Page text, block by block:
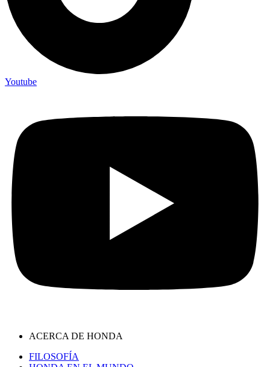
Youtube
ACERCA DE HONDA
FILOSOFÍA